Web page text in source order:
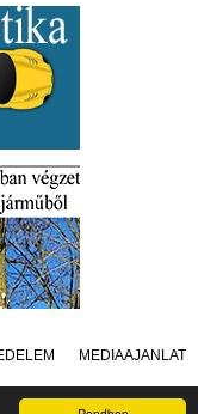
MÉDIAAJÁNLAT